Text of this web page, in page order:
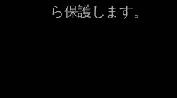
ら保護します。